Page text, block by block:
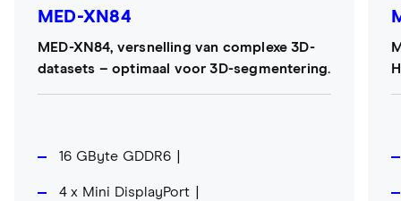
MED-XN84
MED-XN84, versnelling van complexe 3D-
datasets – optimaal voor 3D-segmentering.
16 GByte GDDR6
4 x Mini DisplayPort